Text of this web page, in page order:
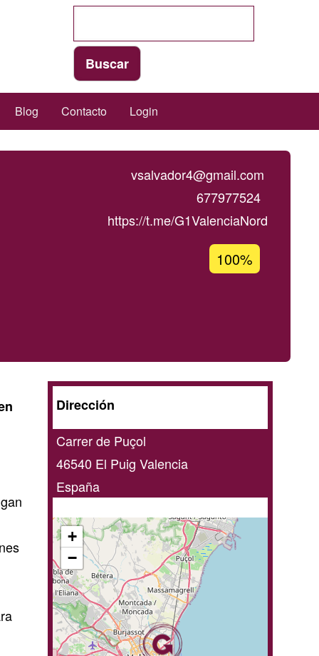
Blog Contacto Login
vsalvador4@gmail.com
677977524
https://t.me/G1ValenciaNord
Porcentaje
de
100%
A
domicilio
/
online
Dirección
Carrer de Puçol
46540 El Puig Valencia
España
+
−